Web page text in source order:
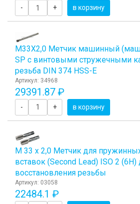
- + в корзину
М33Х2,0 Метчик машинный
SP с винтовыми стружечными
резьба DIN 374 HSS-E
Артикул: 34968
29391.87 ₽
- + в корзину
М 33 х 2,0 Метчик для
вставок (Second Lead) ISO 2 (6H)
восстановления резьбы
Артикул: 03058
22484.1 ₽